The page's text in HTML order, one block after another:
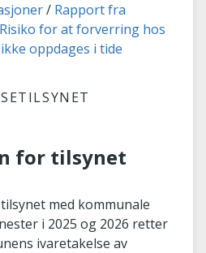
Rapport fra
Risiko for at forverring hos
oppdages i tide
for tilsynet
med kommunale
i 2025 og 2026 retter
ivaretakelse av